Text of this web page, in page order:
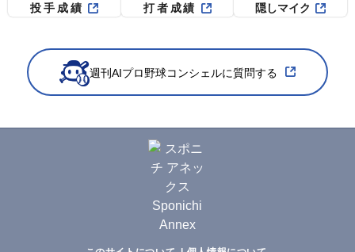
投手成績 打者成績 隠しマイク
週刊AIプロ野球コンシェルに質問する